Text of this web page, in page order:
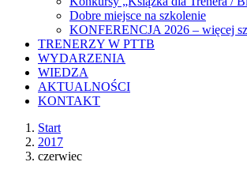
Dobre miejsce na szkolenie
KONFERENCJA 2026 – więcej
TRENERZY W PTTB
WYDARZENIA
WIEDZA
AKTUALNOŚCI
KONTAKT
Start
2017
czerwiec